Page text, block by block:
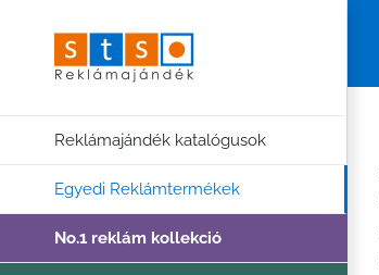
Reklámajándék katalógusok
Egyedi Reklámtermékek
No.1 reklám kollekció